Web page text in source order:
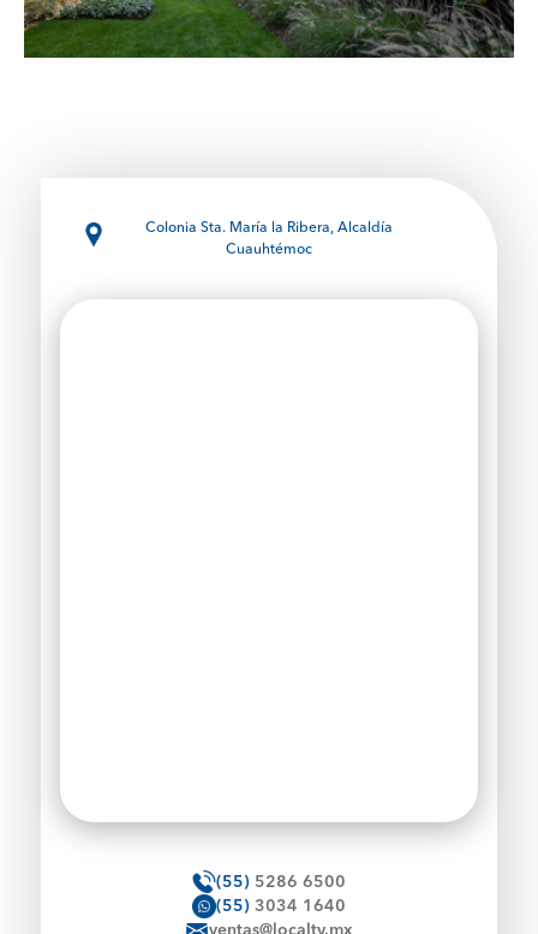
Colonia Sta. María la Ribera, Alcaldía
Cuauhtémoc
(55) 5286 6500
(55) 3034 1640
ventas@localty.mx